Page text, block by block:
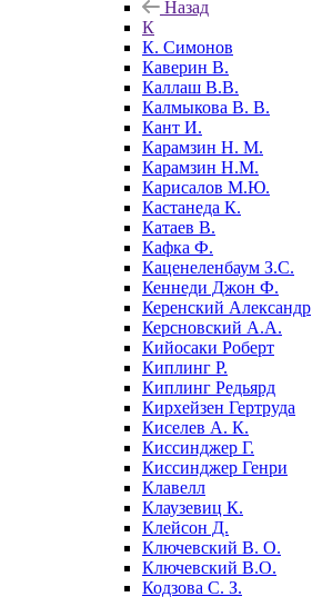
Назад
К
К. Симонов
Каверин В.
Каллаш В.В.
Калмыкова В. В.
Кант И.
Карамзин Н. М.
Карамзин Н.М.
Карисалов М.Ю.
Кастанеда К.
Катаев В.
Кафка Ф.
Каценеленбаум З.С.
Кеннеди Джон Ф.
Керенский Александр
Керсновский А.А.
Кийосаки Роберт
Киплинг Р.
Киплинг Редьярд
Кирхейзен Гертруда
Киселев А. К.
Киссинджер Г.
Киссинджер Генри
Клавелл
Клаузевиц К.
Клейсон Д.
Ключевский В. О.
Ключевский В.О.
Кодзова С. З.